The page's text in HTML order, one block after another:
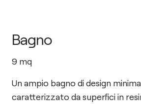
Bagno
9 mq
Un ampio bagno di design
caratterizzato da superfici in